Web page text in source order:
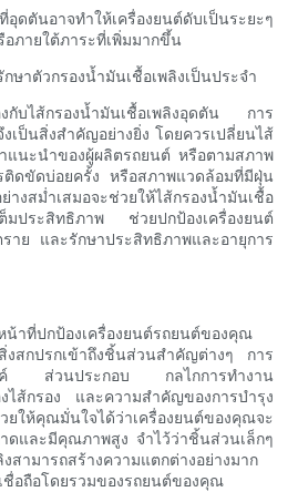
อุดตันอาจทำให้เครื่องยนต์ดับเป็นระยะๆ
อภายใต้ภาระที่เพิ่มมากขึ้น
ษาตัวกรองน้ำมันเชื้อเพลิงเป็นประจำ
งกับไส้กรองน้ำมันเชื้อเพลิงอุดตัน การ
เป็นสิ่งสำคัญอย่างยิ่ง โดยควรเปลี่ยนไส้
แนะนำของผู้ผลิตรถยนต์ หรือตามสภาพ
ดขัดบ่อยครั้ง หรือสภาพแวดล้อมที่มีฝุ่น
งสม่ำเสมอจะช่วยให้ไส้กรองน้ำมันเชื้อ
ต็มประสิทธิภาพ ช่วยปกป้องเครื่องยนต์
าย และรักษาประสิทธิภาพและอายุการ
น้าที่ปกป้องเครื่องยนต์รถยนต์ของคุณ
สกปรกเข้าถึงชิ้นส่วนสำคัญต่างๆ การ
งค์ ส่วนประกอบ กลไกการทำงาน
ส้กรอง และความสำคัญของการบำรุง
ยให้คุณมั่นใจได้ว่าเครื่องยนต์ของคุณจะ
ดและมีคุณภาพสูง จำไว้ว่าชิ้นส่วนเล็กๆ
สามารถสร้างความแตกต่างอย่างมาก
อถือโดยรวมของรถยนต์ของคุณ